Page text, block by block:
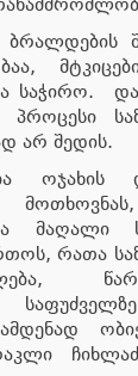
საჭირო.
პროცესი
არ შედის.
ოჯახის
მაღალი
რათა